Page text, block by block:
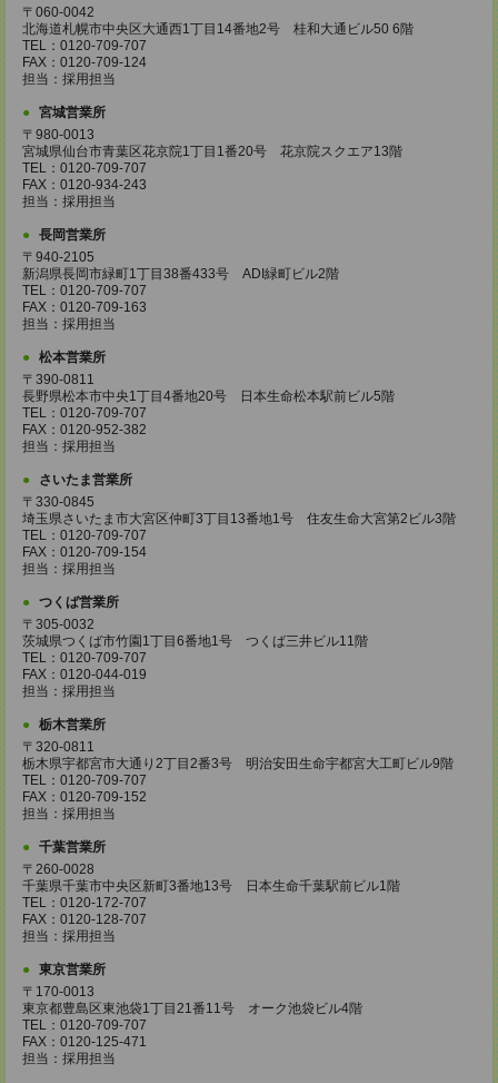
〒060-0042
北海道札幌市中央区大通西1丁目14番地2号 桂和大通ビル50 6階
TEL：0120-709-707
FAX：0120-709-124
担当：採用担当
宮城営業所
〒980-0013
宮城県仙台市青葉区花京院1丁目1番20号 花京院スクエア13階
TEL：0120-709-707
FAX：0120-934-243
担当：採用担当
長岡営業所
〒940-2105
新潟県長岡市緑町1丁目38番433号 ADI緑町ビル2階
TEL：0120-709-707
FAX：0120-709-163
担当：採用担当
松本営業所
〒390-0811
長野県松本市中央1丁目4番地20号 日本生命松本駅前ビル5階
TEL：0120-709-707
FAX：0120-952-382
担当：採用担当
さいたま営業所
〒330-0845
埼玉県さいたま市大宮区仲町3丁目13番地1号 住友生命大宮第2ビル3階
TEL：0120-709-707
FAX：0120-709-154
担当：採用担当
つくば営業所
〒305-0032
茨城県つくば市竹園1丁目6番地1号 つくば三井ビル11階
TEL：0120-709-707
FAX：0120-044-019
担当：採用担当
栃木営業所
〒320-0811
栃木県宇都宮市大通り2丁目2番3号 明治安田生命宇都宮大工町ビル9階
TEL：0120-709-707
FAX：0120-709-152
担当：採用担当
千葉営業所
〒260-0028
千葉県千葉市中央区新町3番地13号 日本生命千葉駅前ビル1階
TEL：0120-172-707
FAX：0120-128-707
担当：採用担当
東京営業所
〒170-0013
東京都豊島区東池袋1丁目21番11号 オーク池袋ビル4階
TEL：0120-709-707
FAX：0120-125-471
担当：採用担当